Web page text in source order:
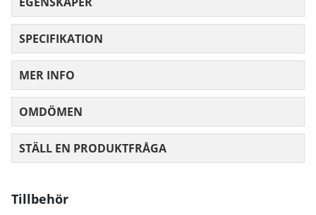
SPECIFIKATION
MER INFO
OMDÖMEN
STÄLL EN PRODUKTFRÅGA
Tillbehör